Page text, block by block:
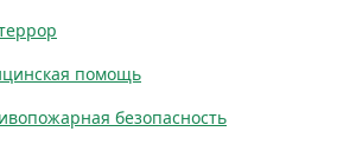
помощь
безопасность